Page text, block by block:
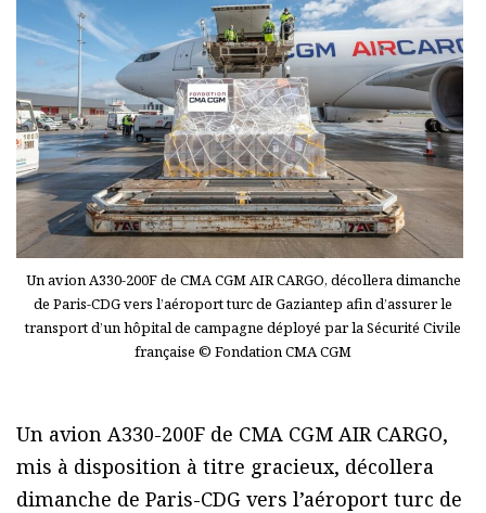
Un avion A330-200F de CMA CGM AIR CARGO, décollera dimanche
de Paris-CDG vers l’aéroport turc de Gaziantep afin d’assurer le
transport d’un hôpital de campagne déployé par la Sécurité Civile
française © Fondation CMA CGM
Un avion A330-200F de CMA CGM AIR CARGO,
mis à disposition à titre gracieux, décollera
dimanche de Paris-CDG vers l’aéroport turc de